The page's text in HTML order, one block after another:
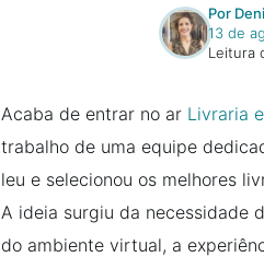
Por
13 de
Leitura
Acaba de entrar no ar Livraria
trabalho de uma equipe
leu e selecionou os melhores
A ideia surgiu da necessidade
do ambiente virtual, a